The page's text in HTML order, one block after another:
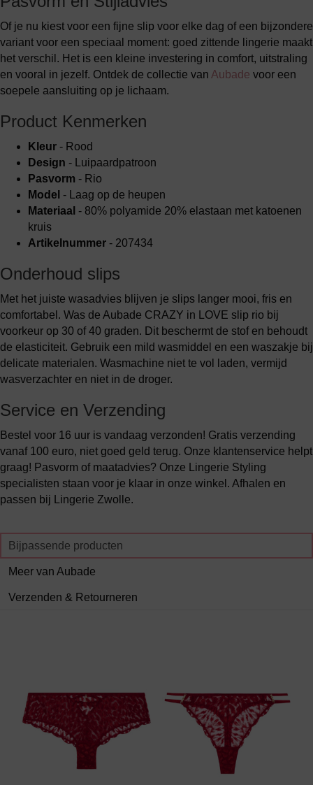
Of je nu kiest voor een fijne slip voor elke dag of een bijzondere
variant voor een speciaal moment: goed zittende lingerie maakt
het verschil. Het is een kleine investering in comfort, uitstraling
en vooral in jezelf. Ontdek de collectie van Aubade voor een
soepele aansluiting op je lichaam.
Product Kenmerken
Kleur - Rood
Design - Luipaardpatroon
Pasvorm - Rio
Model - Laag op de heupen
Materiaal - 80% polyamide 20% elastaan met katoenen
kruis
Artikelnummer - 207434
Onderhoud slips
Met het juiste wasadvies blijven je slips langer mooi, fris en
comfortabel. Was de Aubade CRAZY in LOVE slip rio bij
voorkeur op 30 of 40 graden. Dit beschermt de stof en behoudt
de elasticiteit. Gebruik een mild wasmiddel en een waszakje bij
delicate materialen. Wasmachine niet te vol laden, vermijd
wasverzachter en niet in de droger.
Service en Verzending
Bestel voor 16 uur is vandaag verzonden! Gratis verzending
vanaf 100 euro, niet goed geld terug. Onze klantenservice helpt
graag! Pasvorm of maatadvies? Onze Lingerie Styling
specialisten staan voor je klaar in onze winkel. Afhalen en
passen bij Lingerie Zwolle.
Bijpassende producten
Meer van Aubade
Verzenden & Retourneren